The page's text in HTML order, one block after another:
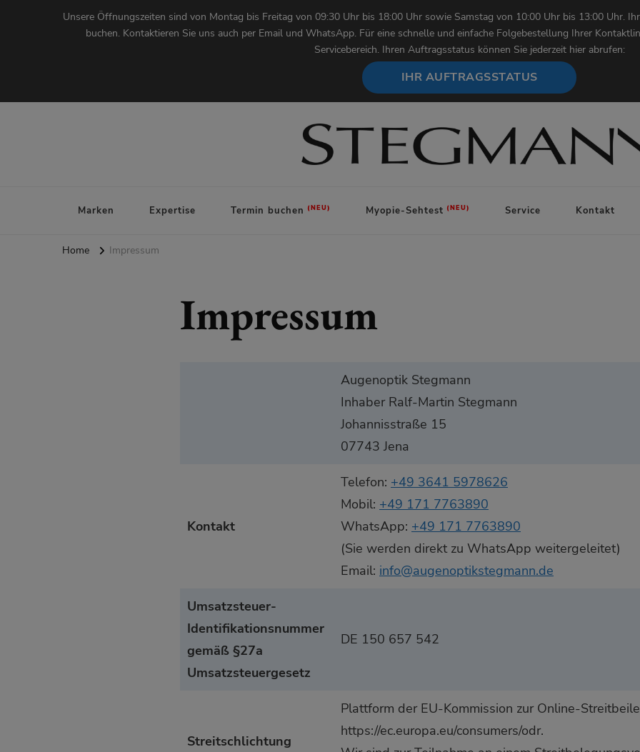
Unsere Öffnungszeiten sind von Montag bis Freitag von 09:30 Uhr bis 18:00 Uhr sowie Samstag von 10:00 Uhr bis 13:00 Uhr.
buchen. Kontaktieren Sie uns auch per Email und WhatsApp. Für eine schnelle und einfache Folgebestellung Ihrer
Servicebereich. Ihren Auftragsstatus können Sie jederzeit hier abrufen:
IHR AUFTRAGSSTATUS
Marken Expertise Termin buchen Myopie-Sehtest Service Kontakt
Home Impressum
Impressum
Augenoptik Stegmann
Inhaber Ralf-Martin Stegmann
Johannisstraße 15
07743 Jena
Kontakt
Telefon: +49 3641 5978626
Mobil: +49 171 7763890
WhatsApp: +49 171 7763890
(Sie werden direkt zu WhatsApp weitergeleitet)
Email: info@augenoptikstegmann.de
Umsatzsteuer-
Identifikationsnummer
gemäß §27a
Umsatzsteuergesetz
DE 150 657 542
Streitschlichtung
Plattform der EU-Kommission zur Online-
https://ec.europa.eu/consumers/odr.